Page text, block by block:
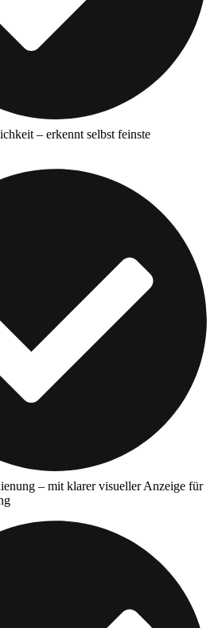
– erkennt selbst feinste
– mit klarer visueller Anzeige für